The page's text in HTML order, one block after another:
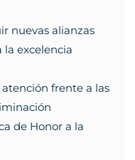
nuevas alianzas
la excelencia
frente a las
de Honor a la